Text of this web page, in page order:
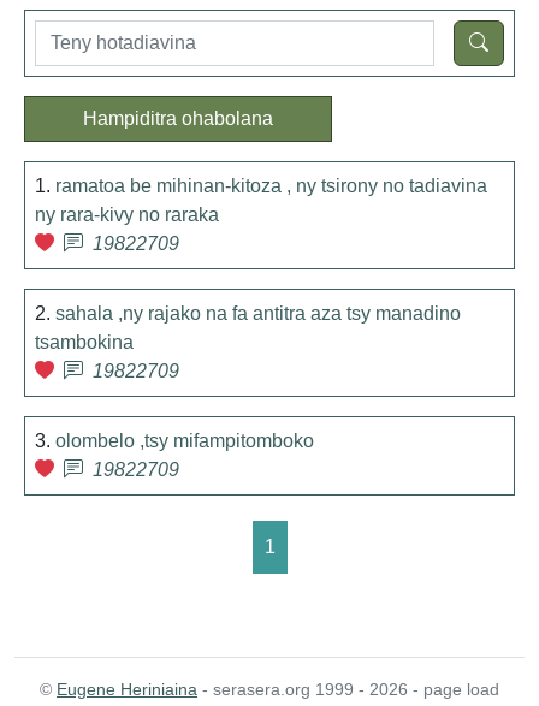
Hampiditra ohabolana
1. ramatoa be mihinan-kitoza , ny tsirony no tadiavina
ny rara-kivy no raraka
19822709
2. sahala ,ny rajako na fa antitra aza tsy manadino
tsambokina
19822709
3. olombelo ,tsy mifampitomboko
19822709
1
© Eugene Heriniaina - serasera.org 1999 - 2026 - page load